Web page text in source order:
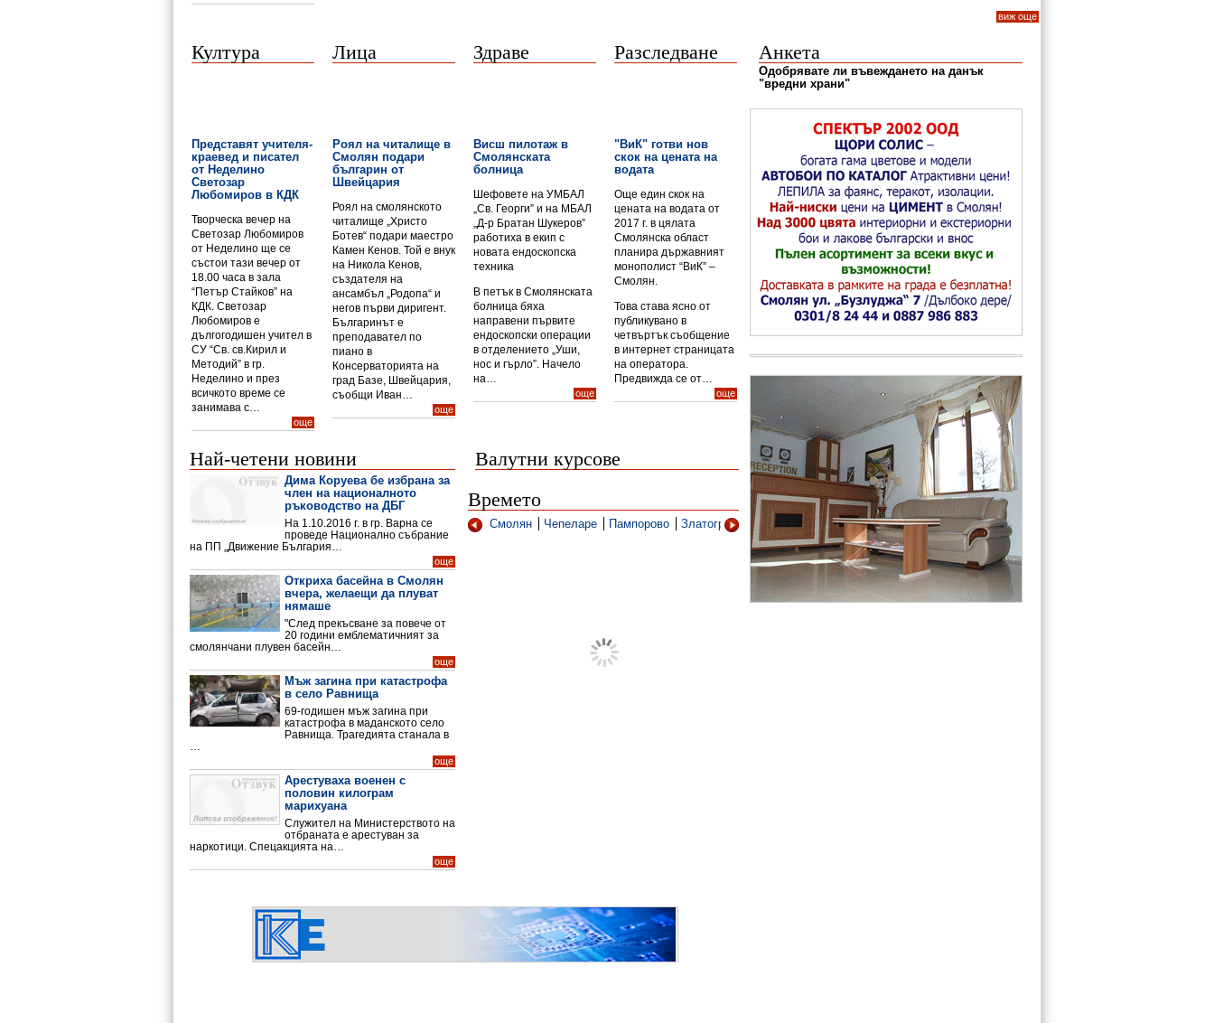
виж още
Култура
Представят учителя-
краевед и писател
от Неделино
Светозар
Любомиров в КДК
Творческа вечер на
Светозар Любомиров
от Неделино ще се
състои тази вечер от
18.00 часа в зала
“Петър Стайков” на
КДК. Светозар
Любомиров е
дългогодишен учител в
СУ “Св. св.Кирил и
Методий” в гр.
Неделино и през
всичкото време се
занимава с…
още
Лица
Роял на читалище в
Смолян подари
българин от
Швейцария
Роял на смолянското
читалище „Христо
Ботев“ подари маестро
Камен Кенов. Той е внук
на Никола Кенов,
създателя на
ансамбъл „Родопа“ и
негов първи диригент.
Българинът е
преподавател по
пиано в
Консерваторията на
град Базе, Швейцария,
съобщи Иван…
още
Здраве
Висш пилотаж в
Смолянската
болница
Шефовете на УМБАЛ
„Св. Георги” и на МБАЛ
„Д-р Братан Шукеров”
работиха в екип с
новата ендоскопска
техника
В петък в Смолянската
болница бяха
направени първите
ендоскопски операции
в отделението „Уши,
нос и гърло”. Начело
на…
още
Разследване
"ВиК" готви нов
скок на цената на
водата
Още един скок на
цената на водата от
2017 г. в цялата
Смолянска област
планира държавният
монополист “ВиК” –
Смолян.
Това става ясно от
публикувано в
четвъртък съобщение
в интернет страницата
на оператора.
Предвижда се от…
още
Най-четени новини
Дима Коруева бе избрана за
член на националното
ръководство на ДБГ
На 1.10.2016 г. в гр. Варна се
проведе Национално събрание
на ПП „Движение България…
още
Откриха басейна в Смолян
вчера, желаещи да плуват
нямаше
"След прекъсване за повече от
20 години емблематичният за
смолянчани плувен басейн…
още
Мъж загина при катастрофа
в село Равнища
69-годишен мъж загина при
катастрофа в маданското село
Равнища. Трагедията станала в
…
още
Арестуваха военен с
половин килограм
марихуана
Служител на Министерството на
отбраната е арестуван за
наркотици. Спецакцията на…
още
Валутни курсове
Времето
Смолян Чепеларе Пампорово Златоград Рудозем Мадан Девин Доспат
Анкета
Одобрявате ли въвеждането на данък
"вредни храни"